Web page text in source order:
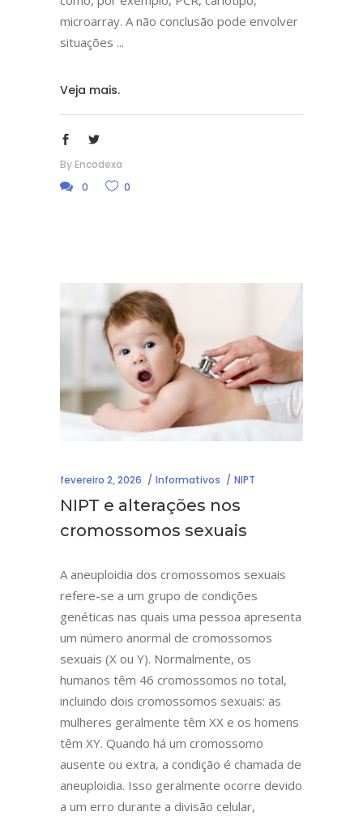
microarray. A não conclusão pode envolver
situações
Veja mais.
By Encodexa
0
0
fevereiro 2, 2026 Informativos NIPT
NIPT e alterações nos
cromossomos sexuais
A aneuploidia dos cromossomos sexuais
refere-se a um grupo de condições
genéticas nas quais uma pessoa apresenta
um número anormal de cromossomos
sexuais (X ou Y). Normalmente, os
humanos têm 46 cromossomos no total,
incluindo dois cromossomos sexuais: as
mulheres geralmente têm XX e os homens
têm XY. Quando há um cromossomo
ausente ou extra, a condição é chamada de
aneuploidia. Isso geralmente ocorre devido
a um erro durante a divisão celular,